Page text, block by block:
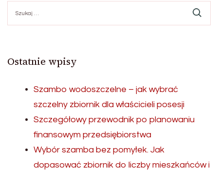
Ostatnie wpisy
Szambo wodoszczelne – jak wybrać
szczelny zbiornik dla właścicieli posesji
Szczegółowy przewodnik po planowaniu
finansowym przedsiębiorstwa
Wybór szamba bez pomyłek. Jak
dopasować zbiornik do liczby mieszkańców i